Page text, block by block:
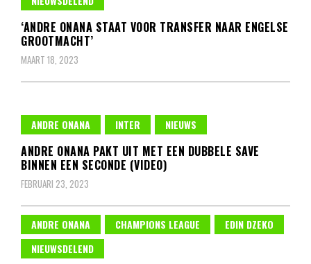
‘ANDRE ONANA STAAT VOOR TRANSFER NAAR ENGELSE
GROOTMACHT’
MAART 18, 2023
ANDRE ONANA INTER NIEUWS
ANDRE ONANA PAKT UIT MET EEN DUBBELE SAVE
BINNEN EEN SECONDE (VIDEO)
FEBRUARI 23, 2023
ANDRE ONANA CHAMPIONS LEAGUE
EDIN DZEKO
NIEUWSDELEND